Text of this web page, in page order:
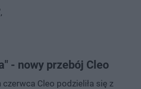
- nowy przebój Cleo
Cleo podzieliła się z